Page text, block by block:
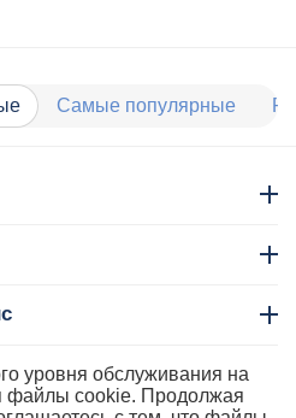
Самые популярные
уровня обслуживания на
файлы cookie. Продолжая